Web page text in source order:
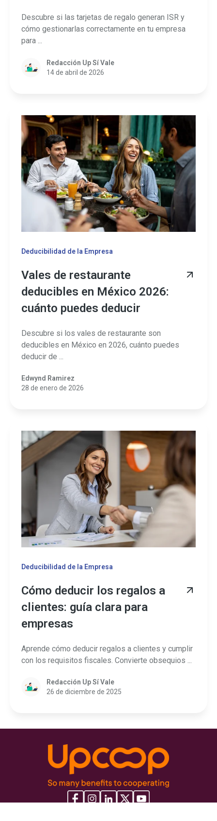
Descubre si las tarjetas de regalo generan ISR y
cómo gestionarlas correctamente en tu empresa
para ...
Redacción Up Sí Vale
14 de abril de 2026
Deducibilidad de la Empresa
Vales de restaurante
deducibles en México 2026:
cuánto puedes deducir
Descubre si los vales de restaurante son
deducibles en México en 2026, cuánto puedes
deducir de ...
Edwynd Ramirez
28 de enero de 2026
Deducibilidad de la Empresa
Cómo deducir los regalos a
clientes: guía clara para
empresas
Aprende cómo deducir regalos a clientes y cumplir
con los requisitos fiscales. Convierte obsequios ...
Redacción Up Sí Vale
26 de diciembre de 2025